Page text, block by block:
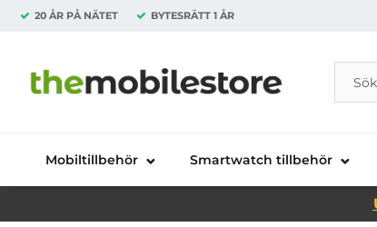
20 ÅR PÅ NÄTET BYTESRÄTT 1 ÅR
Startsidan för Danira Telecom
Sök
Sök
Mobiltillbehör Smartwatch tillbehör